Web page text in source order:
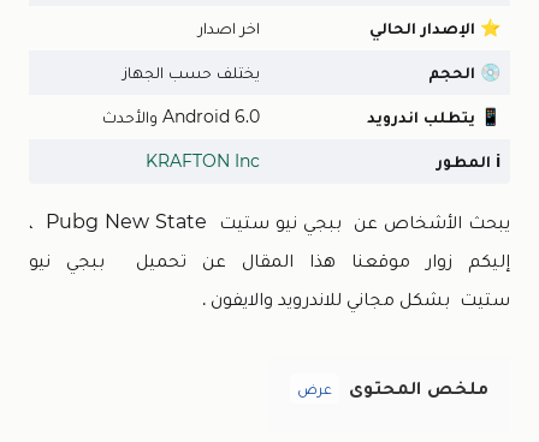
⭐ الإصدار الحالي اخر اصدار
💿 الحجم يختلف حسب الجهاز
📱 يتطلب اندرويد Android 6.0 والأحدث
ℹ️ المطور KRAFTON Inc
يبحث الأشخاص عن ببجي نيو ستيت Pubg New State ،
إليكم زوار موقعنا هذا المقال عن تحميل ببجي نيو
ستيت بشكل مجاني للاندرويد والايفون .
ملخص المحتوى عرض